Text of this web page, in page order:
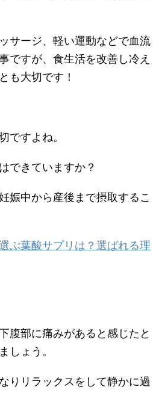
サージ、軽い運動などで血流
ですが、食生活を改善し冷え
も大切です！
ですよね。
できていますか？
娠中から産後まで摂取するこ
ぶ葉酸サプリは？選ばれる理
腹部に痛みがあると感じたと
しょう。
りリラックスをして静かに過